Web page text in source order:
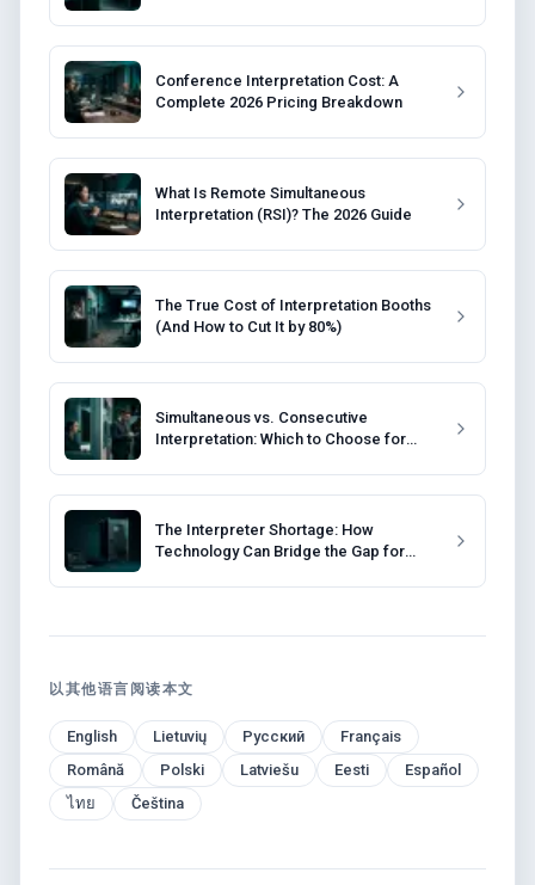
Conference Interpretation Cost: A
Complete 2026 Pricing Breakdown
What Is Remote Simultaneous
Interpretation (RSI)? The 2026 Guide
The True Cost of Interpretation Booths
(And How to Cut It by 80%)
Simultaneous vs. Consecutive
Interpretation: Which to Choose for
The Interpreter Shortage: How
Technology Can Bridge the Gap for
以其他语言阅读本文
English Lietuvių Русский
Français
Română
Polski Latviešu Eesti
Español
ไทย
Čeština